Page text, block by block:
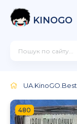
KINOGO
UA.KinoGO.Best
480